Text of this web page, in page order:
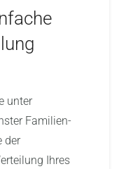
unter
Familien-
der
Ihres